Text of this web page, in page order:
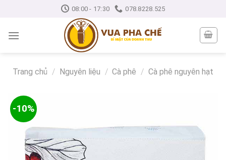
content
08:00 - 17:30 078.8228.525
Trang chủ / Nguyên liệu / Cà phê / Cà phê nguyên hạt
-10%